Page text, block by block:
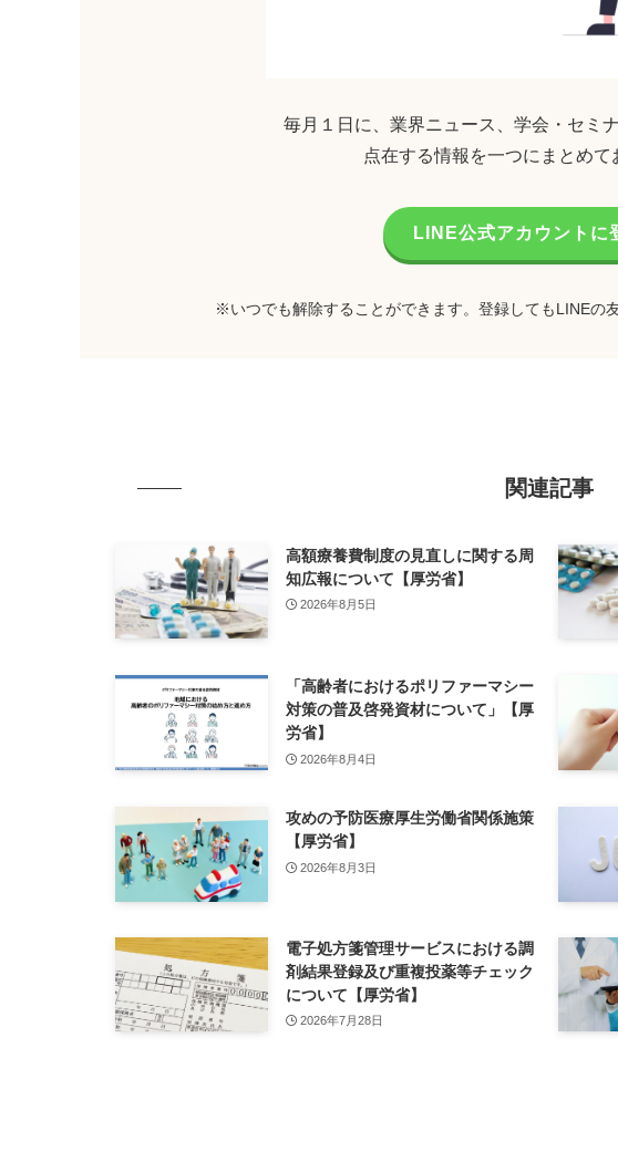
毎月１日に、業界ニュース、学会・セミ
点在する情報を一つにまとめて
LINE公式アカウントに
※いつでも解除することができます。登録してもLINEの
関連記事
高額療養費制度の見直しに関する周
知広報について【厚労省】
2026年8月5日
「高齢者におけるポリファーマシー
対策の普及啓発資材について」【厚
労省】
2026年8月4日
攻めの予防医療厚生労働省関係施策
【厚労省】
2026年8月3日
電子処方箋管理サービスにおける調
剤結果登録及び重複投薬等チェック
について【厚労省】
2026年7月28日